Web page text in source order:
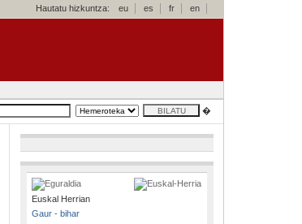
Hautatu hizkuntza: eu es fr en
�
Euskal Herrian
Gaur - bihar